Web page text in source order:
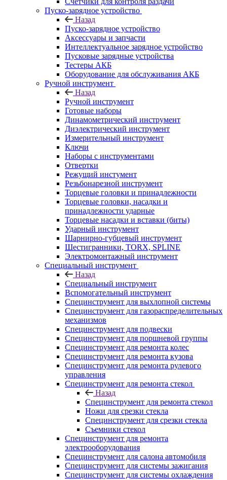
Пуско-зарядное устройство
Назад
Пуско-зарядное устройство
Аксессуары и запчасти
Интеллектуальное зарядное устройство
Пусковые зарядные устройства
Тестеры АКБ
Оборудование для обслуживания АКБ
Ручной инструмент
Назад
Ручной инструмент
Готовые наборы
Динамометрический инструмент
Диэлектрический инструмент
Измерительный инструмент
Ключи
Наборы с инструментами
Отвертки
Режущий инстумент
Резьбонарезной инструмент
Торцевые головки и принадлежности
Торцевые головки, насадки и
принадлежности ударные
Торцевые насадки и вставки (биты)
Ударный инструмент
Шарнирно-губцевый инструмент
Шестигранники, TORX, SPLINE
Электромонтажный инструмент
Специальный инструмент
Назад
Специальный инструмент
Вспомогательный инструмент
Специнструмент для выхлопной системы
Специнструмент для газораспределительных
механизмов
Специнструмент для подвески
Специнструмент для поршневой группы
Специнструмент для ремонта колес
Специнструмент для ремонта кузова
Специнструмент для ремонта рулевого
управления
Специнструмент для ремонта стекол
Назад
Специнструмент для ремонта стекол
Ножи для срезки стекла
Специнструмент для срезки стекла
Съемники стекол
Специнструмент для ремонта
электрооборудования
Специнструмент для салона автомобиля
Специнструмент для системы зажигания
Специнструмент для системы охлаждения